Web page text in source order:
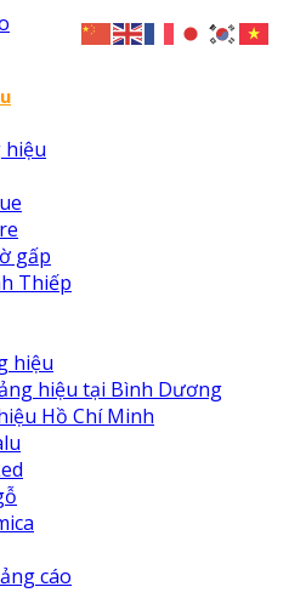
gấp
Thiếp
hiệu
hiệu tại Bình Dương
Hồ Chí Minh
cáo